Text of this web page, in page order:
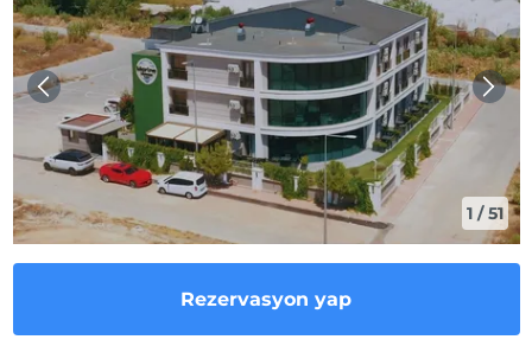
1 /51
Rezervasyon yap